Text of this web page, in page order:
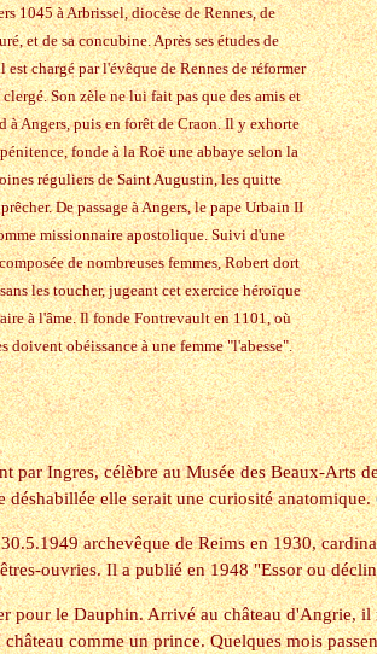
1045 à Arbrissel, diocèse de Rennes, de
et de sa concubine. Après ses études de
est chargé par l'évêque de Rennes de réformer
clergé. Son zèle ne lui fait pas que des amis et
à Angers, puis en forêt de Craon. Il y exhorte
fonde à la Roë une abbaye selon la
réguliers de Saint Augustin, les quitte
De passage à Angers, le pape Urbain II
missionnaire apostolique. Suivi d'une
de nombreuses femmes, Robert dort
les toucher, jugeant cet exercice héroïque
à l'âme. Il fonde Fontrevault en 1101, où
doivent obéissance à une femme "l'abesse".
par Ingres, célèbre au Musée des Beaux-Arts
déshabillée elle serait une curiosité anatomique.
archevêque de Reims en 1930,
ouvries. Il a publié en 1948 "Essor ou
pour le Dauphin. Arrivé au château d'Angrie,
comme un prince. Quelques mois